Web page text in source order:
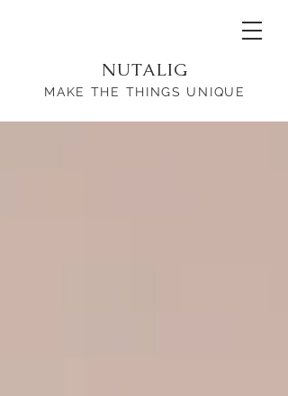
NUTALIG
MAKE THE THINGS UNIQUE